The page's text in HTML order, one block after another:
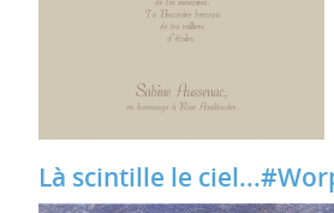
Là scintille le